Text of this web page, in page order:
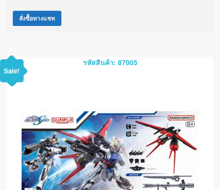
สั่งซื้อทางแชท
รหัสสินค้า: 87005
Sale!